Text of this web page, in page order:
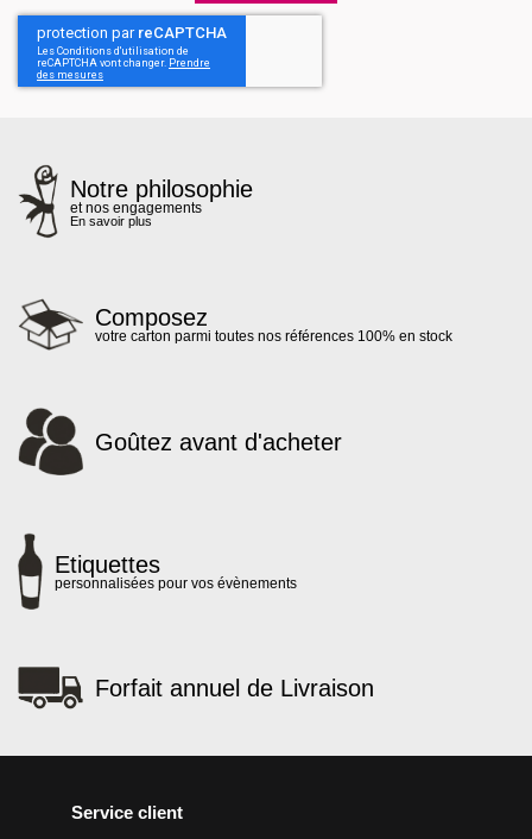
Notre philosophie
et nos engagements
En savoir plus
Composez
votre carton parmi toutes nos références 100% en stock
Goûtez avant d'acheter
Etiquettes
personnalisées pour vos évènements
Forfait annuel de Livraison
Service client